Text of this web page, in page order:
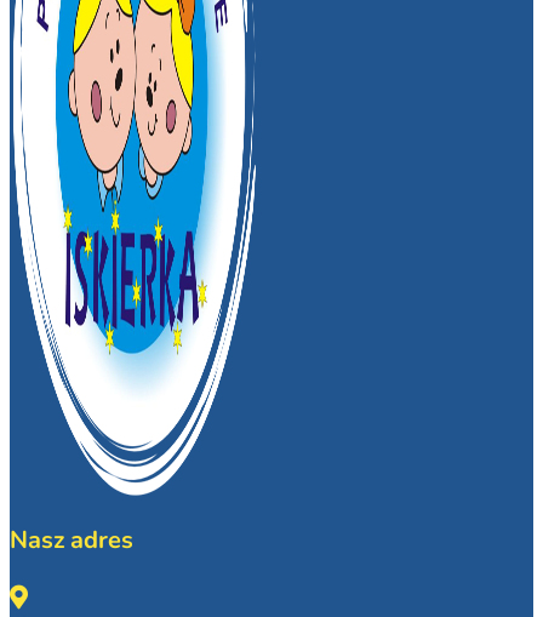
Nasz adres